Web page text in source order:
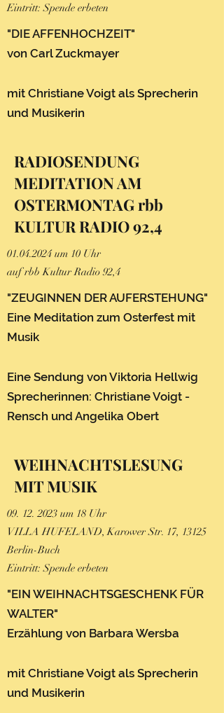
Eintritt: Spende erbeten
"DIE AFFENHOCHZEIT"
von Carl Zuckmayer
mit Christiane Voigt als Sprecherin
und Musikerin
RADIOSENDUNG
MEDITATION AM
OSTERMONTAG rbb
KULTUR RADIO 92,4
01.04.2024um 10 Uhr
auf rbb Kultur Radio 92,4
"ZEUGINNEN DER AUFERSTEHUNG"
Eine Meditation zum Osterfest mit
Musik
Eine Sendung von Viktoria Hellwig
Sprecherinnen: Christiane Voigt -
Rensch und Angelika Obert
WEIHNACHTSLESUNG
MIT MUSIK
09. 12. 2023 um 18 Uhr
VILLA HUFELAND, Karower Str. 17, 13125
Berlin-Buch
Eintritt: Spende erbeten
"EIN WEIHNACHTSGESCHENK FÜR
WALTER"
Erzählung von Barbara Wersba
mit Christiane Voigt als Sprecherin
und Musikerin